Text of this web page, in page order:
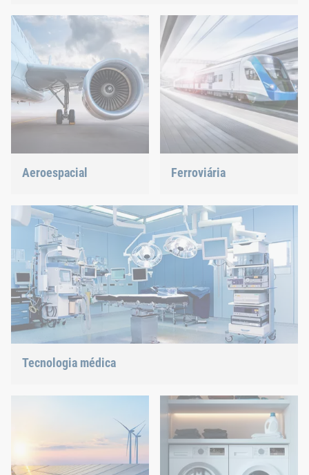
Temos a resposta certa para as tendências atuais.
Aeroespacial
máxima segurança com
peso mínimo: Oferecemos
a solução adequada.
Ferroviária
rebites, clinching ou gestão
de peças em C, nós temos
a solução certa.
Tecnologia médica
tecnologias altamente sensíveis.